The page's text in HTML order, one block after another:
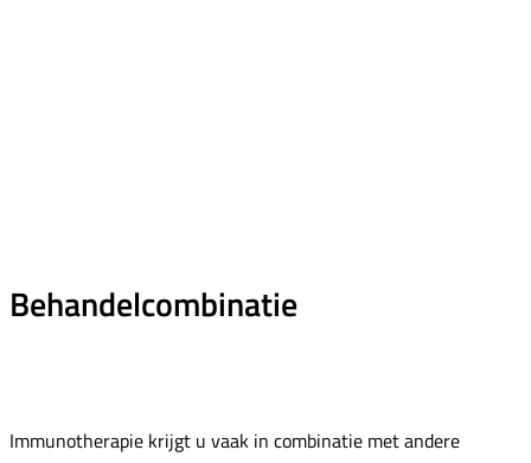
Behandelcombinatie
Immunotherapie krijgt u vaak in combinatie met andere